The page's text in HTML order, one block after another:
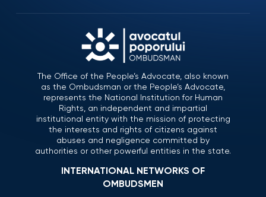
The Office of the People’s Advocate, also known
as the Ombudsman or the People’s Advocate,
represents the National Institution for Human
Rights, an independent and impartial
institutional entity with the mission of protecting
the interests and rights of citizens against
abuses and negligence committed by
authorities or other powerful entities in the state.
INTERNATIONAL NETWORKS OF
OMBUDSMEN